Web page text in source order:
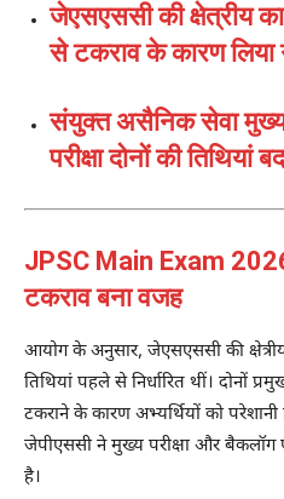
जेएसएससी की क्षेत्रीय
से टकराव के कारण लिया
संयुक्त असैनिक सेवा मुख्य
परीक्षा दोनों की तिथियां
JPSC Main Exam
टकराव बना वजह
आयोग के अनुसार, जेएसएससी की क्षेत्रीय
तिथियां पहले से निर्धारित थीं। दोनों
टकराने के कारण अभ्यर्थियों को
जेपीएससी ने मुख्य परीक्षा और बैकलॉग
है।